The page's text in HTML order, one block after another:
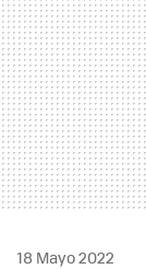
18 Mayo 2022